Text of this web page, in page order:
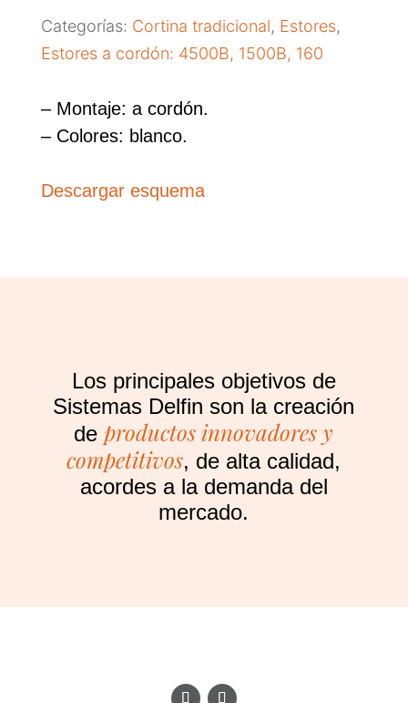
Categorías: Cortina tradicional, Estores,
Estores a cordón: 4500B, 1500B, 160
– Montaje: a cordón.
– Colores: blanco.
Descargar esquema
Los principales objetivos de
Sistemas Delfin son la creación
deproductos innovadores y
competitivos, de alta calidad,
acordes a la demanda del
mercado.